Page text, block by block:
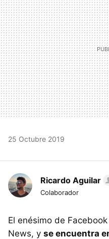
25 Octubre 2019
Ricardo Aguilar
Colaborador
El enésimo de
News, y se encuentra